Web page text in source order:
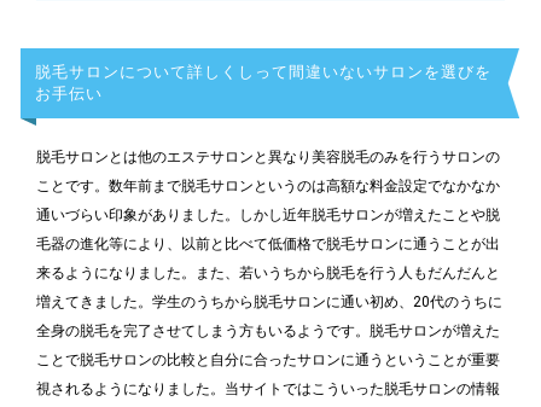
脱毛サロンについて詳しくしって間違いないサロンを選びを
お手伝い
脱毛サロンとは他のエステサロンと異なり美容脱毛のみを行うサロンの
ことです。数年前まで脱毛サロンというのは高額な料金設定でなかなか
通いづらい印象がありました。しかし近年脱毛サロンが増えたことや脱
毛器の進化等により、以前と比べて低価格で脱毛サロンに通うことが出
来るようになりました。また、若いうちから脱毛を行う人もだんだんと
増えてきました。学生のうちから脱毛サロンに通い初め、20代のうちに
全身の脱毛を完了させてしまう方もいるようです。脱毛サロンが増えた
ことで脱毛サロンの比較と自分に合ったサロンに通うということが重要
視されるようになりました。当サイトではこういった脱毛サロンの情報